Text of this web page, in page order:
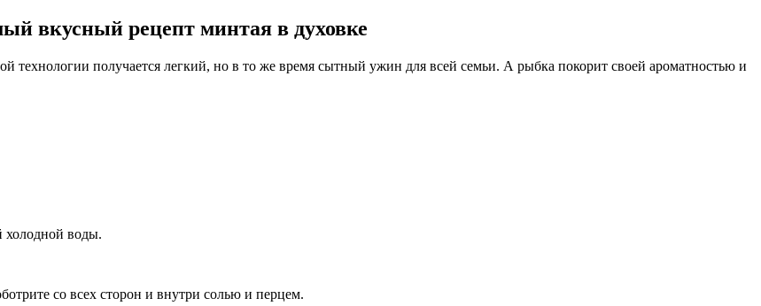
вкусный рецепт минтая в духовке
технологии получается легкий, но в то же время сытный ужин для всей семьи. А рыбка покорит своей ароматностью и
холодной воды.
со всех сторон и внутри солью и перцем.